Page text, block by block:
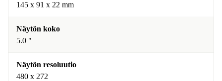
145 x 91 x 22 mm
Näytön koko
5.0 "
Näytön resoluutio
480 x 272